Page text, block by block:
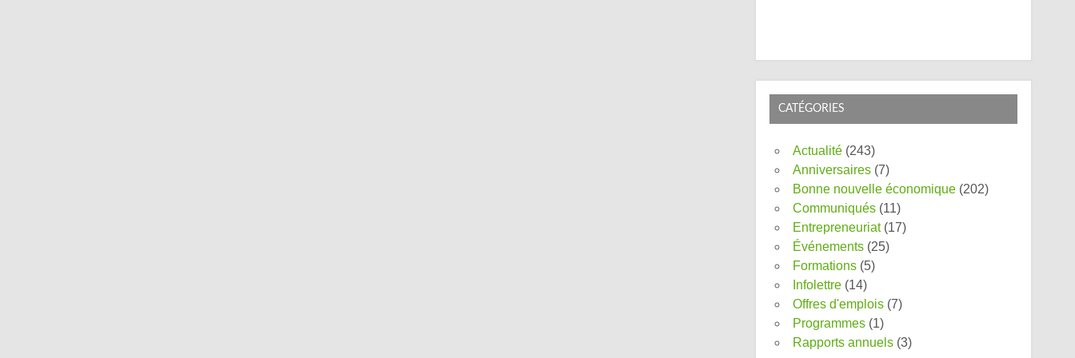
CATÉGORIES
Actualité (243)
Anniversaires (7)
Bonne nouvelle économique (202)
Communiqués (11)
Entrepreneuriat(17)
Événements (25)
Formations (5)
Infolettre (14)
Offres d'emplois (7)
Programmes (1)
Rapports annuels (3)